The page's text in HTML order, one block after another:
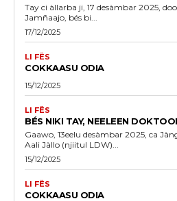
Tay ci àllarba ji, 17 desàmbar 2025,
Jamñaajo, bés bi...
17/12/2025
LI FËS
COKKAASU ODIA
15/12/2025
LI FËS
BÉS NIKI TAY, NEELEEN
Gaawo, 13eelu desàmbar 2025, ca
Aali Jàllo (njiitul LDW)...
15/12/2025
LI FËS
COKKAASU ODIA